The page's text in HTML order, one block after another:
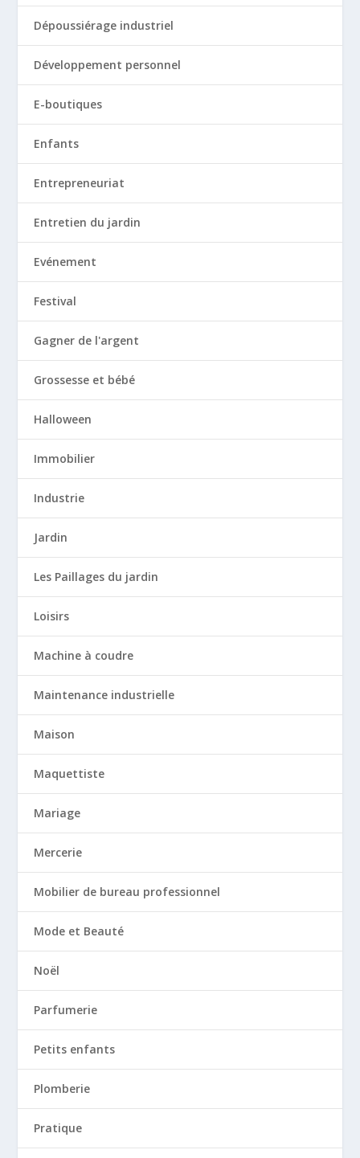
Dépoussiérage industriel
Développement personnel
E-boutiques
Enfants
Entrepreneuriat
Entretien du jardin
Evénement
Festival
Gagner de l'argent
Grossesse et bébé
Halloween
Immobilier
Industrie
Jardin
Les Paillages du jardin
Loisirs
Machine à coudre
Maintenance industrielle
Maison
Maquettiste
Mariage
Mercerie
Mobilier de bureau professionnel
Mode et Beauté
Noël
Parfumerie
Petits enfants
Plomberie
Pratique